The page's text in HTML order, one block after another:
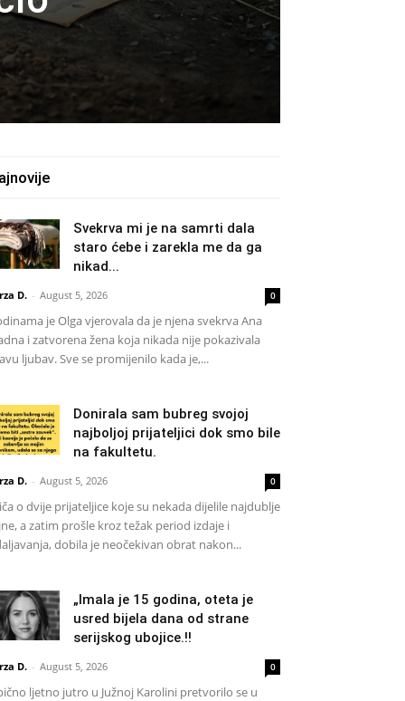
Svekrva mi je na samrti dala
staro ćebe i zarekla me da ga
nikad...
D. - August 5, 2026 0
je Olga vjerovala da je njena svekrva Ana
i zatvorena žena koja nikada nije pokazivala
ljubav. Sve se promijenilo kada je,...
Donirala sam bubreg svojoj
najboljoj prijateljici dok smo bile
na fakultetu.
D. - August 5, 2026 0
o dvije prijateljice koje su nekada dijelile najdublje
a zatim prošle kroz težak period izdaje i
dobila je neočekivan obrat nakon...
„Imala je 15 godina, oteta je
usred bijela dana od strane
serijskog ubojice.!!
D. - August 5, 2026 0
ljetno jutro u Južnoj Karolini pretvorilo se u